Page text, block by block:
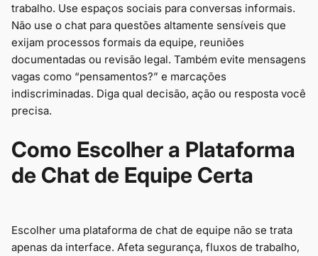
trabalho. Use espaços sociais para conversas informais.
Não use o chat para questões altamente sensíveis que
exijam processos formais da equipe, reuniões
documentadas ou revisão legal. Também evite mensagens
vagas como “pensamentos?” e marcações
indiscriminadas. Diga qual decisão, ação ou resposta você
precisa.
Como Escolher a Plataforma
de Chat de Equipe Certa
Escolher uma plataforma de chat de equipe não se trata
apenas da interface. Afeta segurança, fluxos de trabalho,